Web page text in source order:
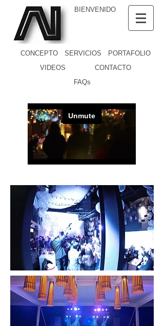
BIENVENIDO
CONCEPTO SERVICIOS
PORTAFOLIO
VIDEOS
CONTACTO
FAQs